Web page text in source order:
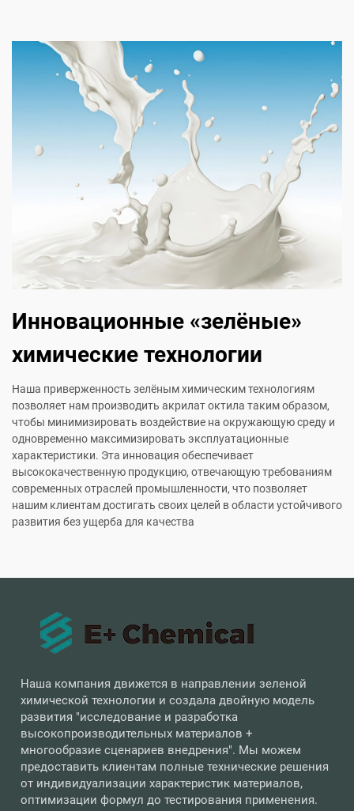
Инновационные «зелёные»
химические технологии
Наша приверженность зелёным химическим технологиям
позволяет нам производить акрилат октила таким образом,
чтобы минимизировать воздействие на окружающую среду и
одновременно максимизировать эксплуатационные
характеристики. Эта инновация обеспечивает
высококачественную продукцию, отвечающую требованиям
современных отраслей промышленности, что позволяет
нашим клиентам достигать своих целей в области устойчивого
развития без ущерба для качества
Наша компания движется в направлении зеленой
химической технологии и создала двойную модель
развития "исследование и разработка
высокопроизводительных материалов +
многообразие сценариев внедрения". Мы можем
предоставить клиентам полные технические решения
от индивидуализации характеристик материалов,
оптимизации формул до тестирования применения.